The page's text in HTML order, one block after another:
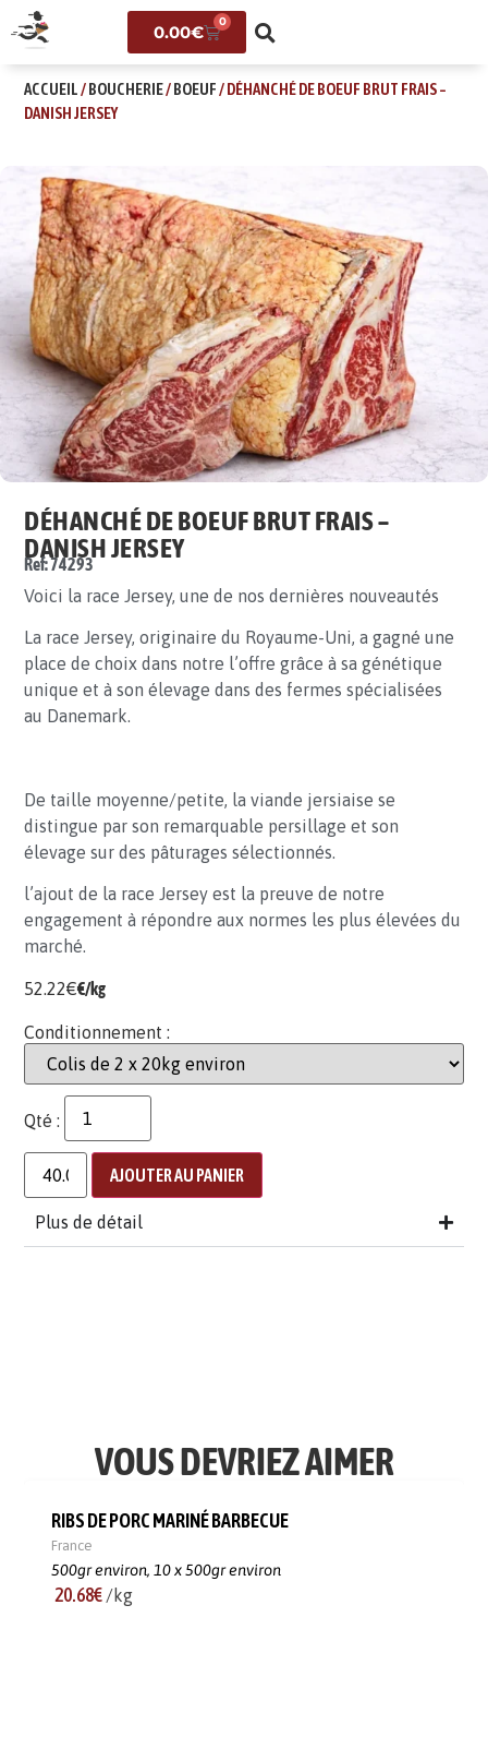
0.00€
0
ACCUEIL/BOUCHERIE/BOEUF/ DÉHANCHÉ DE BOEUF BRUT FRAIS –
DANISH JERSEY
DÉHANCHÉ DE BOEUF BRUT FRAIS –
DANISH JERSEY
Ref: 74293
Voici la race Jersey, une de nos dernières nouveautés
La race Jersey, originaire du Royaume-Uni, a gagné une
place de choix dans notre l’offre grâce à sa génétique
unique et à son élevage dans des fermes spécialisées
au Danemark.
De taille moyenne/petite, la viande jersiaise se
distingue par son remarquable persillage et son
élevage sur des pâturages sélectionnés.
l’ajout de la race Jersey est la preuve de notre
engagement à répondre aux normes les plus élevées du
marché.
52.22€€/kg
Conditionnement :
Qté :
AJOUTER AU PANIER
Plus de détail
VOUS DEVRIEZ AIMER
RIBS DE PORC MARINÉ BARBECUE
France
500gr environ,10 x 500gr environ
20.68€ /kg